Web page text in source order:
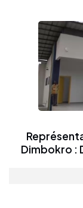
Dimbokro :